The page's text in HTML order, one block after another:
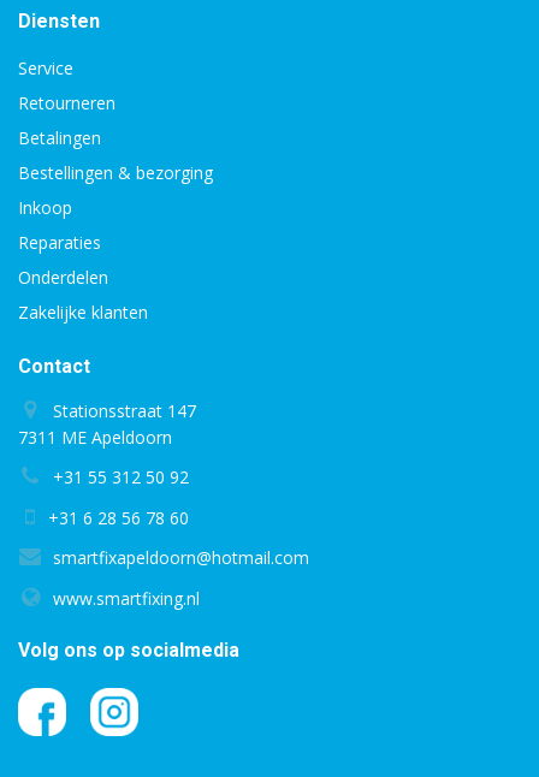
Diensten
Service
Retourneren
Betalingen
Bestellingen & bezorging
Inkoop
Reparaties
Onderdelen
Zakelijke klanten
Contact
Stationsstraat 147
7311 ME Apeldoorn
+31 55 312 50 92
+31 6 28 56 78 60
smartfixapeldoorn@hotmail.com
www.smartfixing.nl
Volg ons op socialmedia